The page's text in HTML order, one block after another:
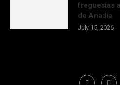
freguesias
de Anadia
July 15, 2026